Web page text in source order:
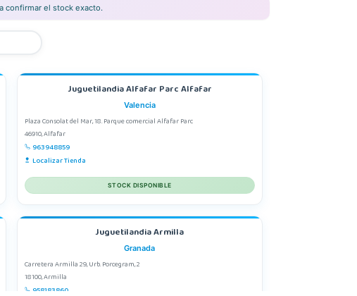
confirmar el stock exacto.
Juguetilandia Alfafar Parc Alfafar
Valencia
Plaza Consolat del Mar, 18. Parque comercial Alfafar Parc
46910, Alfafar
963948859
Localizar Tienda
STOCK DISPONIBLE
Juguetilandia Armilla
Granada
Carretera Armilla 29, Urb. Porcegram, 2
18100, Armilla
958183860